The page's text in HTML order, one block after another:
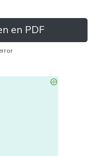
en PDF